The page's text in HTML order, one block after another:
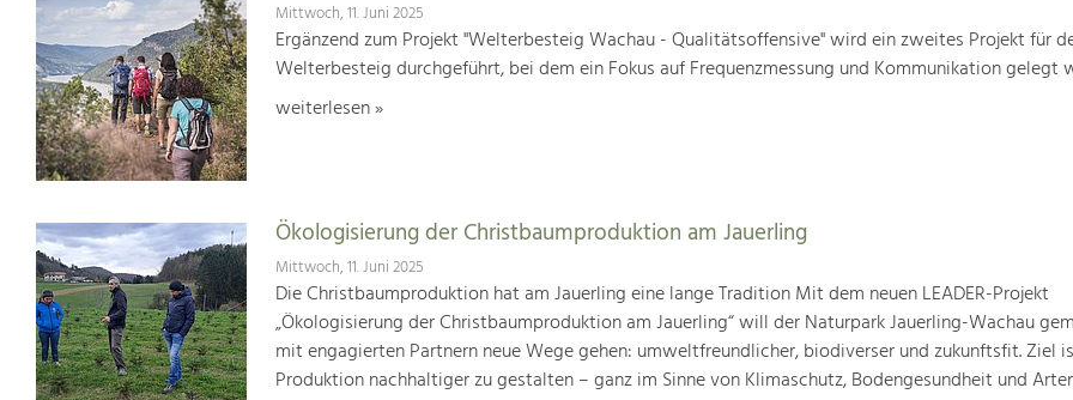
Mittwoch, 11. Juni 2025
Ergänzend zum Projekt "Welterbesteig Wachau - Qualitätsoffensive" wird ein zweites Projekt für
Welterbesteig durchgeführt, bei dem ein Fokus auf Frequenzmessung und Kommunikation gelegt
weiterlesen »
Ökologisierung der Christbaumproduktion am Jauerling
Mittwoch, 11. Juni 2025
Die Christbaumproduktion hat am Jauerling eine lange Tradition Mit dem neuen LEADER-Projekt
„Ökologisierung der Christbaumproduktion am Jauerling“ will der Naturpark Jauerling-Wachau
mit engagierten Partnern neue Wege gehen: umweltfreundlicher, biodiverser und zukunftsfit. Ziel
Produktion nachhaltiger zu gestalten – ganz im Sinne von Klimaschutz, Bodengesundheit und